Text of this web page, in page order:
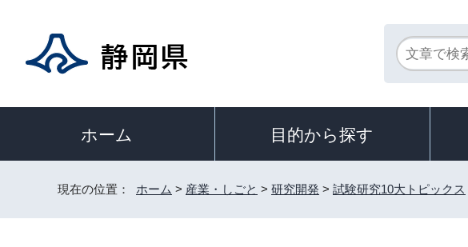
ホーム 目的から探す
現在の位置： ホーム > 産業・しごと > 研究開発 > 試験研究10大トピックス